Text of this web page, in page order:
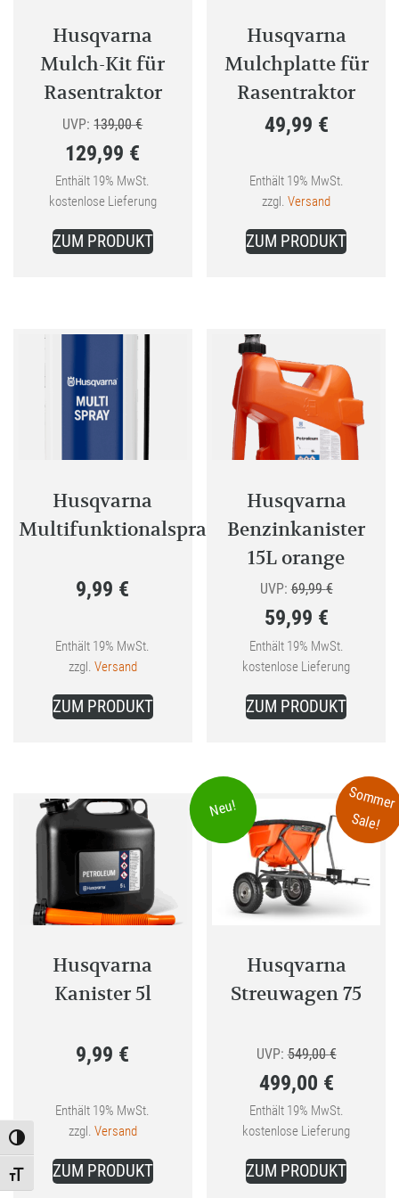
Toggle High Contrast
Toggle Font size
gewählt
Husqvarna
Mulch-Kit für
Rasentraktor
UVP: 139,00€Ursprünglicher
war:
139,00 €
129,99 €
Aktueller
Preis
ist:
Enthält 19% MwSt.
kostenlose Lieferung
ZUM PRODUKT
Husqvarna
Mulchplatte für
Rasentraktor
49,99 €
Enthält 19% MwSt.
zzgl.Versand
ZUM PRODUKT
Husqvarna
Multifunktionalspray
9,99 €
Enthält 19% MwSt.
zzgl. Versand
ZUM PRODUKT
Husqvarna
Benzinkanister
15L orange
UVP: 69,99€
war:
69,99 €
59,99 €
Aktueller
Preis
ist:
Enthält 19% MwSt.
kostenlose Lieferung
ZUM PRODUKT
Husqvarna
Kanister 5l
9,99 €
Enthält 19% MwSt.
zzgl. Versand
ZUM PRODUKT
Sommer
Sale!
Neu!
Husqvarna
Streuwagen 75
UVP: 549,00€
war:
549,00 €
499,00 €
Aktueller
Preis
ist:
Enthält 19% MwSt.
kostenlose Lieferung
ZUM PRODUKT